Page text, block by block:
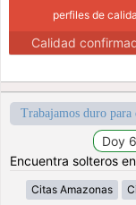
perfiles de
Calidad
Trabajamos duro
Encuentra solteros
Citas Amazonas